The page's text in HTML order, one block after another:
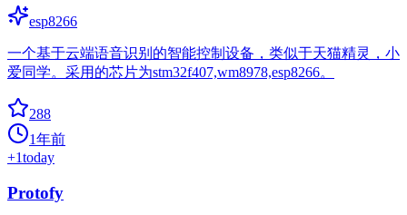
esp8266
一个基于云端语音识别的智能控制设备，类似于天猫精灵，小
爱同学。采用的芯片为stm32f407,wm8978,esp8266。
288
1年前
+1today
Protofy